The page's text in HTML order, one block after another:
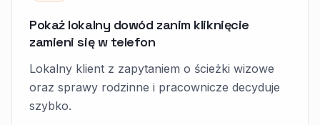
Pokaż lokalny dowód zanim kliknięcie
zamieni się w telefon
Lokalny klient z zapytaniem o ścieżki wizowe
oraz sprawy rodzinne i pracownicze decyduje
szybko.